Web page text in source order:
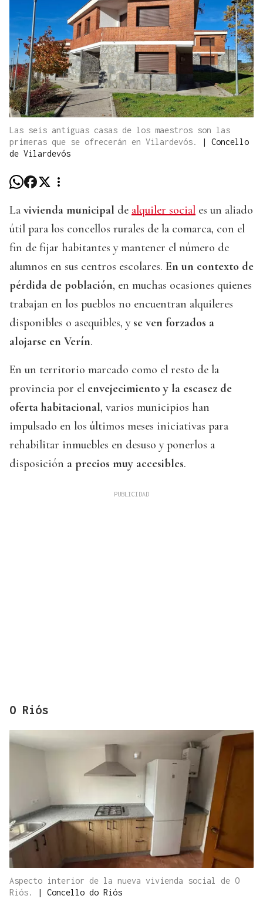
Las seis antiguas casas de los maestros son las
primeras que se ofrecerán en Vilardevós.
| Concello
de Vilardevós
La vivienda municipal de alquiler social es un aliado
útil para los concellos rurales de la comarca, con el
fin de fijar habitantes y mantener el número de
alumnos en sus centros escolares. En un contexto de
pérdida de población, en muchas ocasiones quienes
trabajan en los pueblos no encuentran alquileres
disponibles o asequibles, y se ven forzados a
alojarse en Verín.
En un territorio marcado como el resto de la
provincia por el envejecimiento y la escasez de
oferta habitacional, varios municipios han
impulsado en los últimos meses iniciativas para
rehabilitar inmuebles en desuso y ponerlos a
disposición a precios muy accesibles.
O Riós
Aspecto interior de la nueva vivienda social de O
Riós.
| Concello do Riós